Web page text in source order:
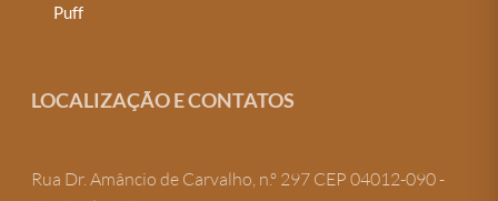
Puff
LOCALIZAÇÃO E CONTATOS
Rua Dr. Amâncio de Carvalho, n.º 297 CEP 04012-090 -